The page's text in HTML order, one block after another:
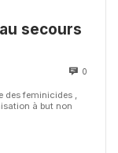
secours
0
des feminicides ,
à but non